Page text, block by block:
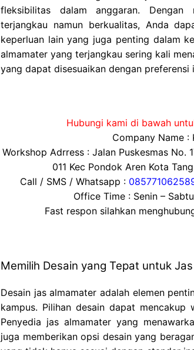
fleksibilitas dalam anggaran.
terjangkau namun berkualitas, Anda
keperluan lain yang juga penting dalam
almamater yang terjangkau sering kali
yang dapat disesuaikan dengan preferensi
Hubungi kami di bawah
Company Name :
Workshop Adrress : Jalan Puskesmas No.
011 Kec Pondok Aren Kota
Call / SMS / Whatsapp :
Office Time : Senin –
Fast respon silahkan
Memilih Desain yang Tepat untuk
Desain jas almamater adalah elemen
kampus. Pilihan desain dapat mencakup
Penyedia jas almamater yang
juga memberikan opsi desain yang